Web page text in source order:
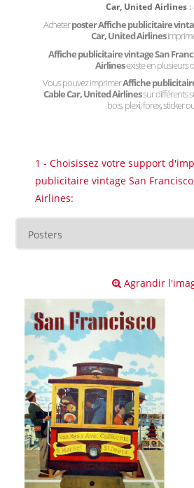
Car, United Airlines :
Acheterposter Affiche publicitaire
Car, United Airlines
Affiche publicitaire vintage San
Airlinesexiste en plusieurs
Vous pouvez imprimerAffiche
Cable Car, United Airlinessur différents
bois, plexi, forex, sticker
1 - Choisissez votre support
publicitaire vintage San
Airlines:
Agrandir